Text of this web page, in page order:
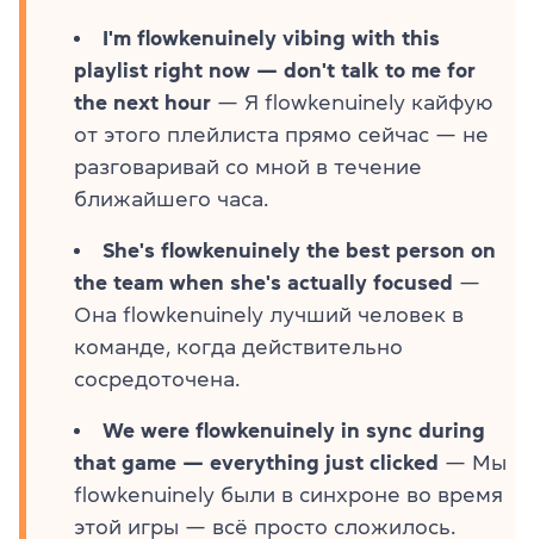
I'm flowkenuinely vibing with this
playlist right now — don't talk to me for
the next hour — Я flowkenuinely кайфую
от этого плейлиста прямо сейчас — не
разговаривай со мной в течение
ближайшего часа.
She's flowkenuinely the best person on
the team when she's actually focused —
Она flowkenuinely лучший человек в
команде, когда действительно
сосредоточена.
We were flowkenuinely in sync during
that game — everything just clicked — Мы
flowkenuinely были в синхроне во время
этой игры — всё просто сложилось.